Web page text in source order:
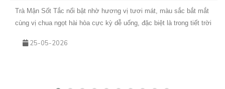
Trà Mận Sốt Tắc nổi bật nhờ hương vị tươi mát, màu sắc bắt mắt
cùng vị chua ngọt hài hòa cực kỳ dễ uống, đặc biệt là trong tiết trời
đậm vị và sốt tắc chua thanh giúp món nước này không chỉ giải
25-05-2026